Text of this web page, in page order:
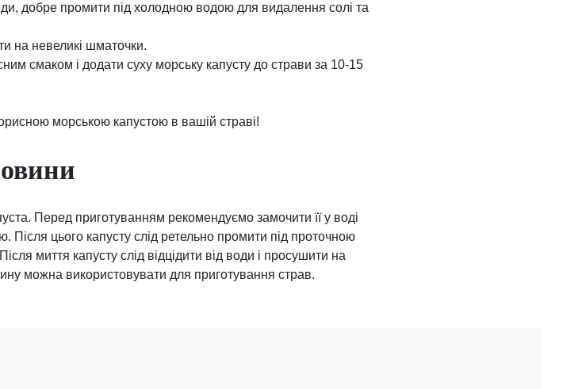
добре промити під холодною водою для видалення солі та
на невеликі шматочки.
смаком і додати суху морську капусту до страви за 10-15
морською капустою в вашій страві!
Перед приготуванням рекомендуємо замочити її у воді
Після цього капусту слід ретельно промити під проточною
миття капусту слід відцідити від води і просушити на
можна використовувати для приготування страв.